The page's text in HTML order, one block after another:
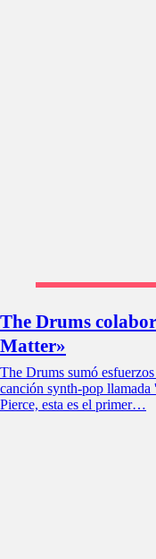
The Drums
Matter»
The Drums sumó
canción synth-pop
Pierce, esta es el primer…